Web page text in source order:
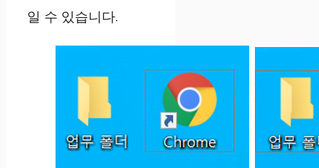
일 수 있습니다.